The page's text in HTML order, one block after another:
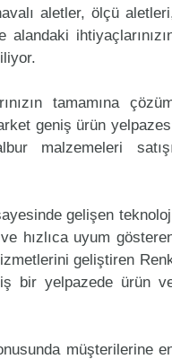
aletler, ölçü
tamamına
geniş ürün
malzemeleri
gelişen
hızlıca uyum
geliştiren
bir yelpazede ürün
müşterilerine